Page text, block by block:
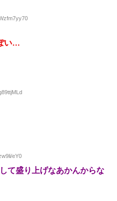
い…
eY0
て盛り上げなあかんからな